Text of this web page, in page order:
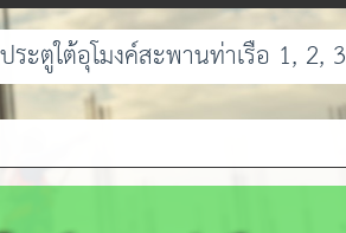
ระตูใต้อุโมงค์สะพานท่าเรือ 1, 2, 3